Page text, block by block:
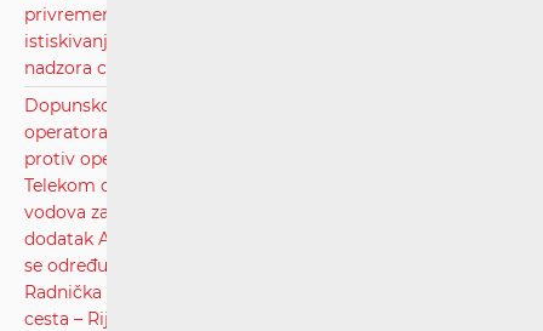
privremeno ukinute regulatorne obveze provođenja Testa
istiskivanja marže određene unutar regulatorne obveze
nadzora cijena i vođenja troškovnog računovodstva.pdf
Dopunsko rješenje u sporu pokrenutom na zahtjev
operatora javnih komunikacijskih mreža Terrakom d.o.o.
protiv operatora javnih komunikacijskih mreža Hrvatskog
Telekom d.d.-a radi naplate potraživanja na ime uporabe
vodova za međupovezivanje, kojim se utvrđuje novi
dodatak Aneksu 6. Ugovora o međupovezivanju u kojem
se određuju cijene uporabe vodova na relacijama Zagreb
Radnička cesta – Zagreb Draškovićeva i Zagreb Radnička
cesta – Rijeka Kozale.pdf